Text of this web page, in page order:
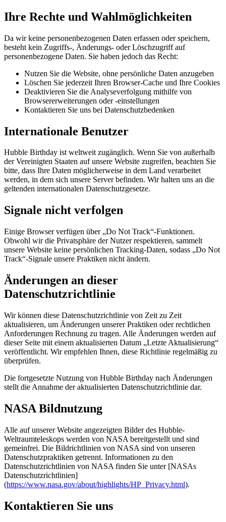
Ihre Rechte und Wahlmöglichkeiten
Da wir keine personenbezogenen Daten erfassen oder speichern,
besteht kein Zugriffs-, Änderungs- oder Löschzugriff auf
personenbezogene Daten. Sie haben jedoch das Recht:
Nutzen Sie die Website, ohne persönliche Daten anzugeben
Löschen Sie jederzeit Ihren Browser-Cache und Ihre Cookies
Deaktivieren Sie die Analyseverfolgung mithilfe von
Browsererweiterungen oder -einstellungen
Kontaktieren Sie uns bei Datenschutzbedenken
Internationale Benutzer
Hubble Birthday ist weltweit zugänglich. Wenn Sie von außerhalb
der Vereinigten Staaten auf unsere Website zugreifen, beachten Sie
bitte, dass Ihre Daten möglicherweise in dem Land verarbeitet
werden, in dem sich unsere Server befinden. Wir halten uns an die
geltenden internationalen Datenschutzgesetze.
Signale nicht verfolgen
Einige Browser verfügen über „Do Not Track“-Funktionen.
Obwohl wir die Privatsphäre der Nutzer respektieren, sammelt
unsere Website keine persönlichen Tracking-Daten, sodass „Do Not
Track“-Signale unsere Praktiken nicht ändern.
Änderungen an dieser
Datenschutzrichtlinie
Wir können diese Datenschutzrichtlinie von Zeit zu Zeit
aktualisieren, um Änderungen unserer Praktiken oder rechtlichen
Anforderungen Rechnung zu tragen. Alle Änderungen werden auf
dieser Seite mit einem aktualisierten Datum „Letzte Aktualisierung“
veröffentlicht. Wir empfehlen Ihnen, diese Richtlinie regelmäßig zu
überprüfen.
Die fortgesetzte Nutzung von Hubble Birthday nach Änderungen
stellt die Annahme der aktualisierten Datenschutzrichtlinie dar.
NASA Bildnutzung
Alle auf unserer Website angezeigten Bilder des Hubble-
Weltraumteleskops werden von NASA bereitgestellt und sind
gemeinfrei. Die Bildrichtlinien von NASA sind von unseren
Datenschutzpraktiken getrennt. Informationen zu den
Datenschutzrichtlinien von NASA finden Sie unter [NASAs
Datenschutzrichtlinien]
(https://www.nasa.gov/about/highlights/HP_Privacy.html).
Kontaktieren Sie uns